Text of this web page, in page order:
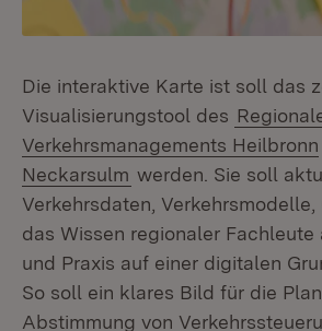
Die interaktive Karte ist soll das
Visualisierungstool des
Verkehrsmanagements Heilbronn
Neckarsulm werden. Sie soll
Verkehrsdaten,
das Wissen regionaler Fachleute
und Praxis auf einer digitalen
So soll ein klares Bild für die
Abstimmung von